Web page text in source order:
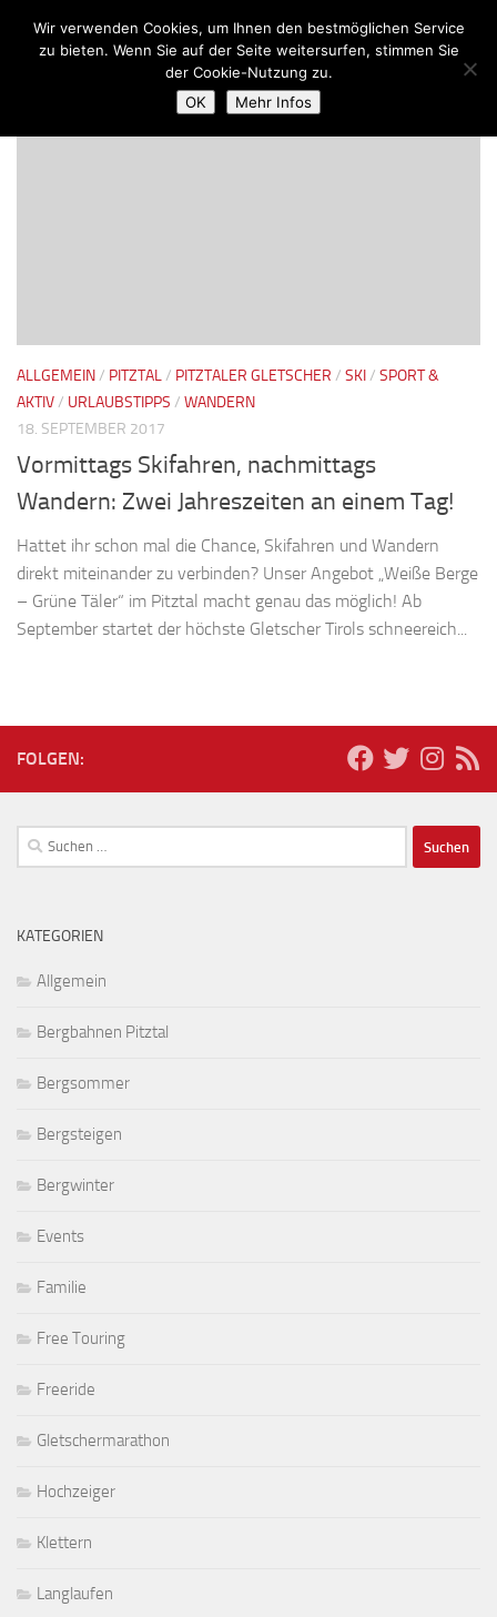
Zum Inhalt springen
WEISSE BERGE
ALLGEMEIN/ PITZTAL/ PITZTALER GLETSCHER / SKI/ SPORT &
AKTIV/ URLAUBSTIPPS / WANDERN
18. SEPTEMBER 2017
Vormittags Skifahren, nachmittags
Wandern: Zwei Jahreszeiten an einem Tag!
Hattet ihr schon mal die Chance, Skifahren und Wandern
direkt miteinander zu verbinden? Unser Angebot „Weiße Berge
– Grüne Täler“ im Pitztal macht genau das möglich! Ab
September startet der höchste Gletscher Tirols schneereich...
FOLGEN:
Suchen
nach:
KATEGORIEN
Allgemein
Bergbahnen Pitztal
Bergsommer
Bergsteigen
Bergwinter
Events
Familie
Free Touring
Freeride
Gletschermarathon
Hochzeiger
Klettern
Langlaufen
Wir verwenden Cookies, um Ihnen den bestmöglichen Service
zu bieten. Wenn Sie auf der Seite weitersurfen, stimmen Sie
der Cookie-Nutzung zu.
OK
Mehr Infos